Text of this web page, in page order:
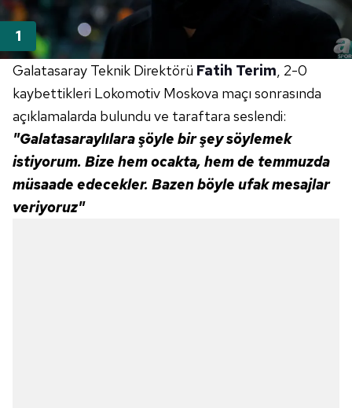
Galatasaray Teknik Direktörü Fatih Terim, 2-0
kaybettikleri Lokomotiv Moskova maçı sonrasında
açıklamalarda bulundu ve taraftara seslendi:
"Galatasaraylılara şöyle bir şey söylemek
istiyorum. Bize hem ocakta, hem de temmuzda
müsaade edecekler. Bazen böyle ufak mesajlar
veriyoruz"